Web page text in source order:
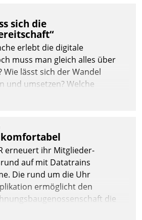
bei
sich die
erlebt die digitale
muss man gleich alles über
Wie lässt sich der Wandel
und umsetzen? Welche
erneuert ihr Mitglieder-
auf mit Datatrains
Die rund um die Uhr
ermöglicht den
die
Smartphone, Tablet oder PC.